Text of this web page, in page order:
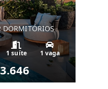
DORMITÓRIOS
1 suíte 1 vaga